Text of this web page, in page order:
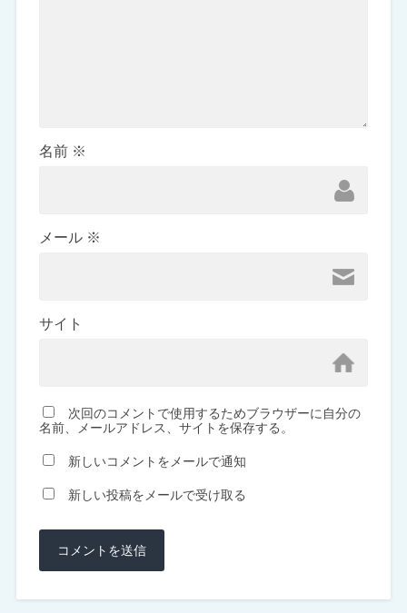
名前 ※
メール ※
サイト
次回のコメントで使用するためブラウザーに自分の
名前、メールアドレス、サイトを保存する。
新しいコメントをメールで通知
新しい投稿をメールで受け取る